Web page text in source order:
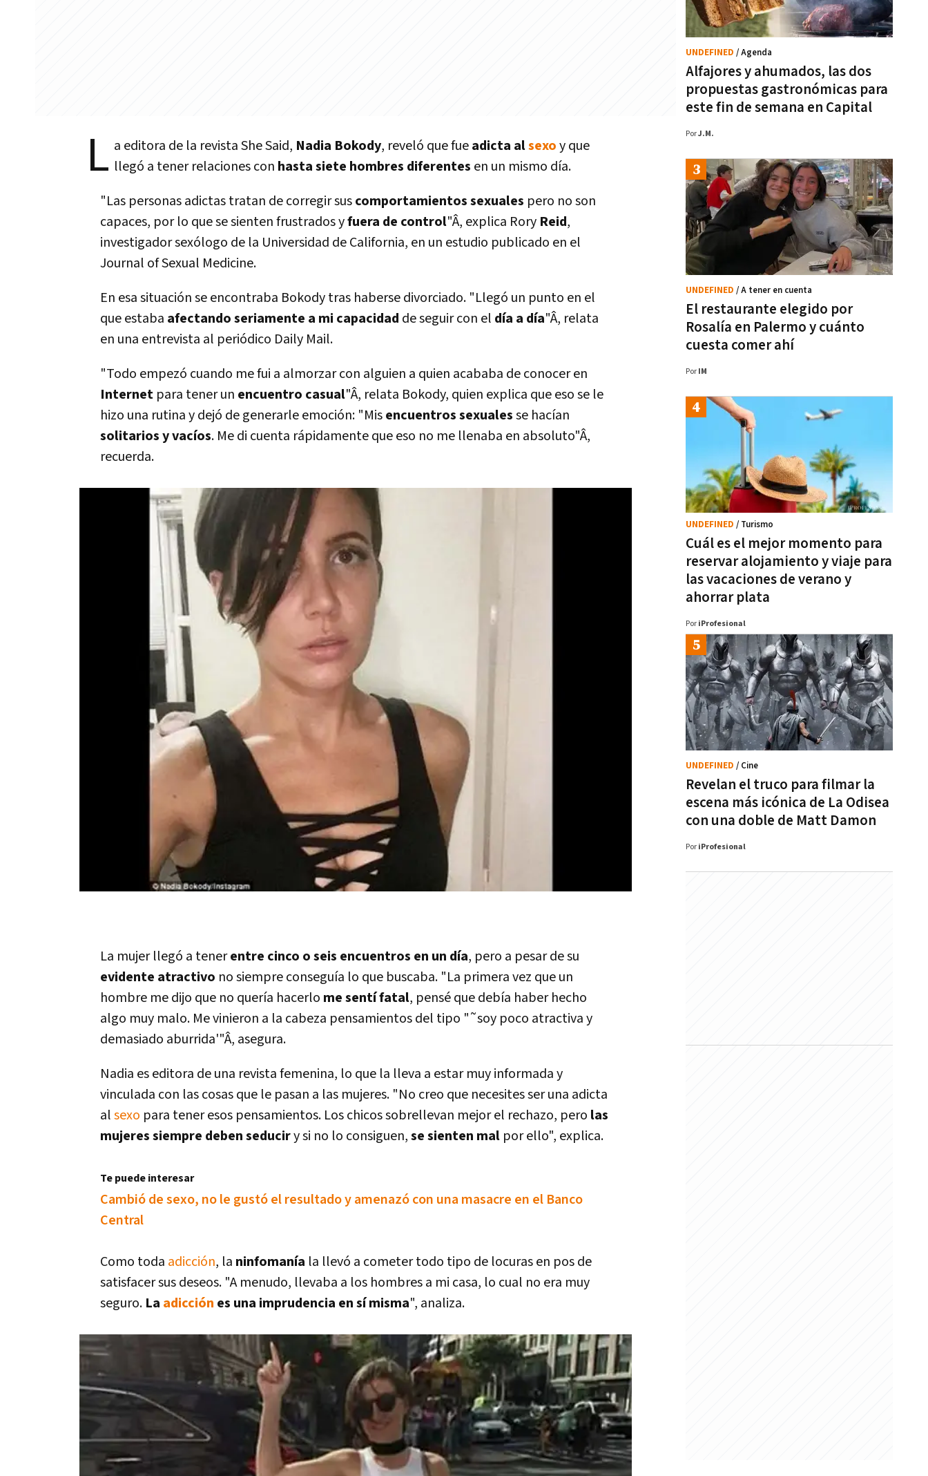
L a editora de la revista She Said, Nadia Bokody, reveló que fueadicta alsexoy que
llegó a tener relaciones con hasta siete hombres diferentes en un mismo dí­a.
"Las personas adictas tratan de corregir suscomportamientos sexuales pero no son
capaces, por lo que se sienten frustrados yfuera de control"Â, explica Rory Reid,
investigador sexólogo de la Universidad de California, en un estudio publicado en el
Journal of Sexual Medicine.
En esa situación se encontraba Bokody tras haberse divorciado. "Llegó un punto en el
que estaba afectando seriamente a mi capacidad de seguir con el dí­a a dí­a"Â, relata
en una entrevista al periódico Daily Mail.
"Todo empezó cuando me fui a almorzar con alguien a quien acababa de conocer en
Internet para tener un encuentro casual"Â, relata Bokody, quien explica que eso se le
hizo una rutina y dejó de generarle emoción: "Misencuentros sexualesse hací­an
solitarios y vací­os. Me di cuenta rápidamente que eso no me llenaba en absoluto"Â,
recuerda.
La mujer llegó a tenerentre cinco o seis encuentros en un dí­a, pero a pesar de su
evidente atractivo no siempre conseguí­a lo que buscaba. "La primera vez que un
hombre me dijo que no querí­a hacerlo me sentí­ fatal, pensé que debí­a haber hecho
algo muy malo. Me vinieron a la cabeza pensamientos del tipo "˜soy poco atractiva y
demasiado aburrida'"Â, asegura.
Nadia es editora de una revista femenina, lo que la lleva a estar muy informada y
vinculada con las cosas que le pasan a las mujeres. "No creo que necesites ser una adicta
alsexo para tener esos pensamientos. Los chicos sobrellevan mejor el rechazo, pero las
mujeres siempre deben seduciry si no lo consiguen,se sienten mal por ello", explica.
Te puede interesar
Cambió de sexo, no le gustó el resultado y amenazó con una masacre en el Banco
Central
Como toda adicción, la ninfomaní­a la llevó a cometer todo tipo de locuras en pos de
satisfacer sus deseos. "A menudo, llevaba a los hombres a mi casa, lo cual no era muy
seguro. La adicción es una imprudencia en sí­ misma", analiza.
Alfajores y ahumados, las dos
propuestas gastronómicas para
este fin de semana en Capital
UNDEFINED / Agenda
PorJ.M.
El restaurante elegido por
Rosalía en Palermo y cuánto
cuesta comer ahí
UNDEFINED / A tener en cuenta
Por IM
Cuál es el mejor momento para
reservar alojamiento y viaje para
las vacaciones de verano y
ahorrar plata
UNDEFINED / Turismo
Por iProfesional
Revelan el truco para filmar la
escena más icónica de La Odisea
con una doble de Matt Damon
UNDEFINED / Cine
Por iProfesional